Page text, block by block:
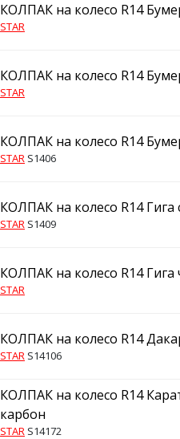
КОЛПАК на колесо R14
STAR
КОЛПАК на колесо R14
STAR
КОЛПАК на колесо R14
STAR S1406
КОЛПАК на колесо R14 Гига
STAR S1409
КОЛПАК на колесо R14
STAR
КОЛПАК на колесо R14
STAR S14106
КОЛПАК на колесо R14
карбон
STAR S14172